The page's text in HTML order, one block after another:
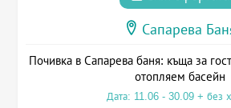
Сапарева
Почивка в Сапарева баня: къща за
отопляем басейн
Дата: 11.06 - 30.09 + без